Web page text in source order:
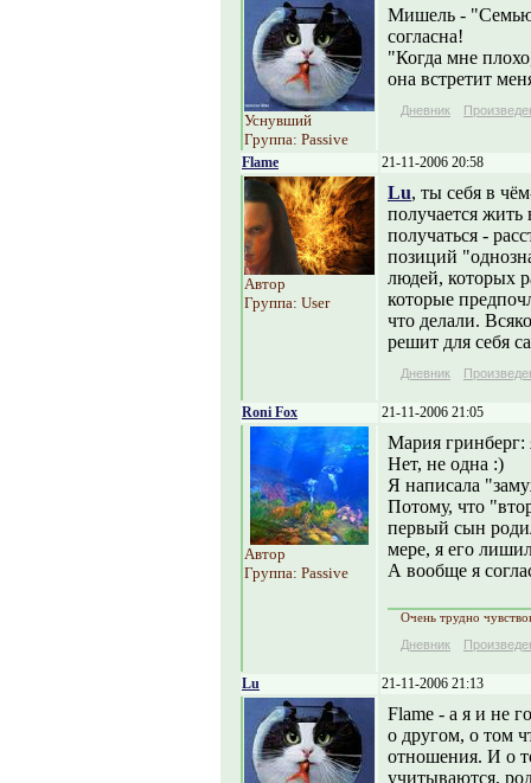
Уснувший
Группа: Passive
Мишель - "Семью
согласна!
"Когда мне
она встретит
Дневник
Flame 21-11-2006 20:58
Автор
Группа: User
Lu, ты себя в
получается жить
получаться -
позиций
людей, которых
которые
что делали.
решит для себя
Дневник
Roni Fox 21-11-2006 21:05
Автор
Группа: Passive
Мария гринберг:
Нет, не одна :)
Я написала
Потому, что
первый сын
мере, я его
А вообще я
Очень трудно
Дневник
Lu 21-11-2006 21:13
Flame - а я и не
о другом, о том
отношения. И о
учитываются,